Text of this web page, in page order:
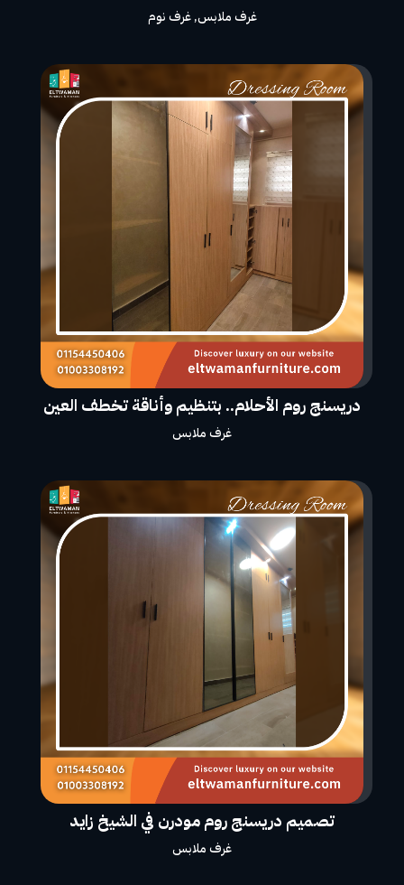
غرف ملابس,غرف نوم
دريسنج روم الأحلام.. بتنظيم وأناقة تخطف العين
غرف ملابس
تصميم دريسنج روم مودرن في الشيخ زايد
غرف ملابس